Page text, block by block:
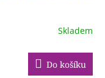
Skladem
Do košíku